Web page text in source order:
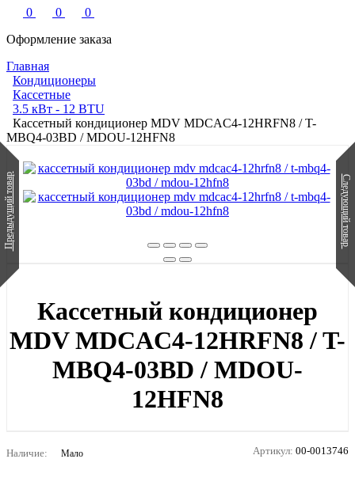
0
0
0
Оформление заказа
Главная
Кондиционеры
Кассетные
3.5 кВт - 12 BTU
Кассетный кондиционер MDV MDCAC4-12HRFN8 / T-
MBQ4-03BD / MDOU-12HFN8
Предыдущий товар Следующий товар
Кассетный кондиционер
MDV MDCAC4-12HRFN8 / T-
MBQ4-03BD / MDOU-
12HFN8
Наличие: Мало Артикул: 00-0013746